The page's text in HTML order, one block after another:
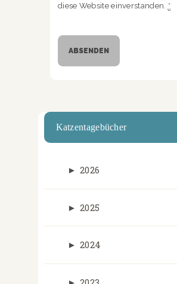
diese Website einverstanden. *
Katzentagebücher
► 2026
► 2025
► 2024